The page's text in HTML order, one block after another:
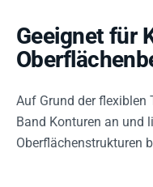
Geeignet für
Auf Grund der
Band Konturen an und
Oberflächenstrukturen